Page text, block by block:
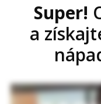
Super!
a